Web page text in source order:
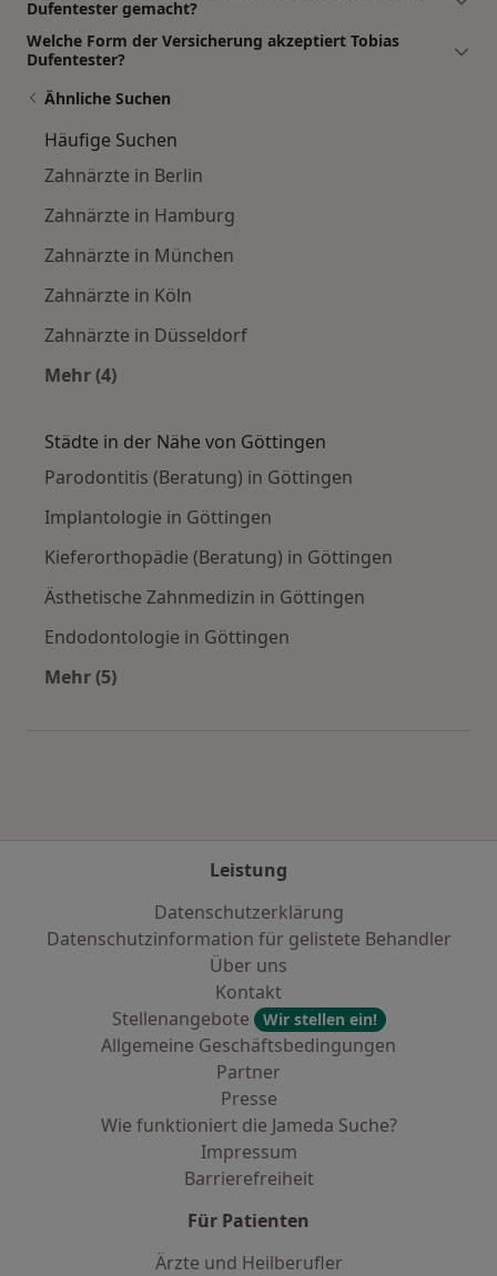
Dufentester gemacht?
Welche Form der Versicherung akzeptiert Tobias
Dufentester?
Ähnliche Suchen
Häufige Suchen
Zahnärzte in Berlin
Zahnärzte in Hamburg
Zahnärzte in München
Zahnärzte in Köln
Zahnärzte in Düsseldorf
Mehr (4)
Städte in der Nähe von Göttingen
Parodontitis (Beratung) in Göttingen
Implantologie in Göttingen
Kieferorthopädie (Beratung) in Göttingen
Ästhetische Zahnmedizin in Göttingen
Endodontologie in Göttingen
Mehr (5)
Leistung
Datenschutzerklärung
Datenschutzinformation für gelistete Behandler
Über uns
Kontakt
Stellenangebote
Wir stellen ein!
Allgemeine Geschäftsbedingungen
Partner
Presse
Wie funktioniert die Jameda Suche?
Impressum
Barrierefreiheit
Für Patienten
Ärzte und Heilberufler